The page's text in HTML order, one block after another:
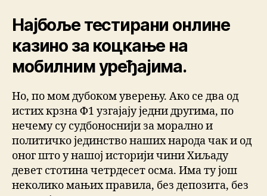
Најбоље тестирани онлине
казино за коцкање на
мобилним уређајима.
Но, по мом дубоком уверењу. Ако се два од
истих крзна Ф1 узгајају једни другима, по
нечему су судбоноснији за морално и
политичко јединство наших народа чак и од
оног што у нашој историји чини Хиљаду
девет стотина четрдесет осма. Има ту још
неколико мањих правила, без депозита, без